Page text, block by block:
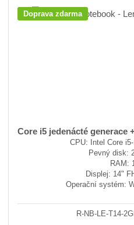
Doprava zdarma
Core i5 jedenácté generace
CPU: Intel Core
Pevný disk:
RAM:
Displej: 14"
Operační systém:
R-NB-LE-T14-